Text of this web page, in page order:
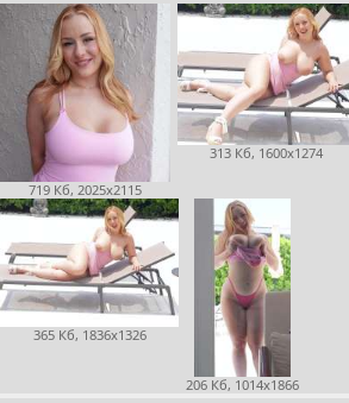
719 Кб, 2025x2115
313 Кб, 1600x1274
365 Кб, 1836x1326
206 Кб, 1014x1866